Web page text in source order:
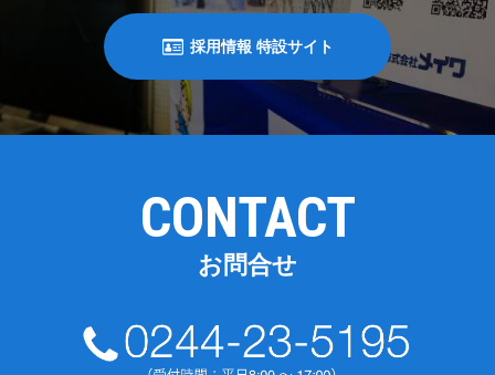
採用情報 特設サイト
CONTACT
お問合せ